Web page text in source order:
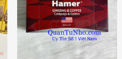
thể.
Các
tùy
chọn
có
thể